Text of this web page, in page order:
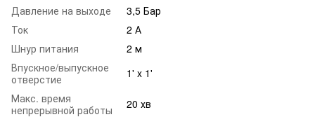
Давление на выходе
3,5 Бар
Ток
2 А
Шнур питания
2 м
Впускное/выпускное
отверстие
1' x 1'
Макс. время
непрерывной работы
20 хв